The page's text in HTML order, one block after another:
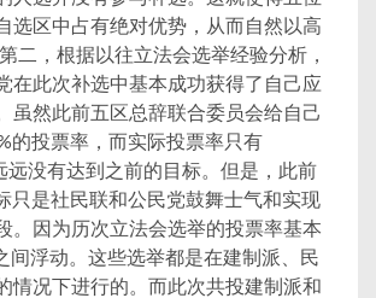
选区中占有绝对优势，从而自然以高
二，根据以往立法会选举经验分析，
在此次补选中基本成功获得了自己应
虽然此前五区总辞联合委员会给自己
的投票率，而实际投票率只有
远没有达到之前的目标。但是，此前
只是社民联和公民党鼓舞士气和实现
。因为历次立法会选举的投票率基本
间浮动。这些选举都是在建制派、民
情况下进行的。而此次共投建制派和